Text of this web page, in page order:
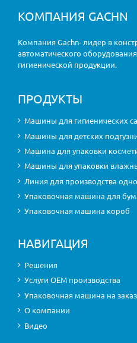
КОМПАНИЯ GACHN
Компания Gachn- лидер в
автоматического
гигиенической продукции.
ПРОДУКТЫ
Машины для гигиенических
Машины для детских
Машина для упаковки
Машины для упаковки
Линия для производства
Упаковочная машина для
Упаковочная машина короб
НАВИГАЦИЯ
Решения
Услуги OEM производства
Упаковочная машина на заказ
О компании
Видео